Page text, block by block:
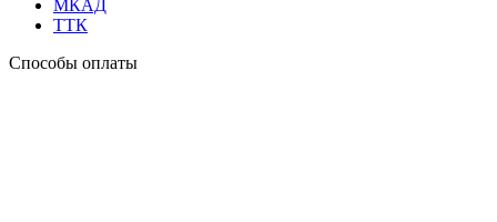
МКАД
ТТК
Способы оплаты